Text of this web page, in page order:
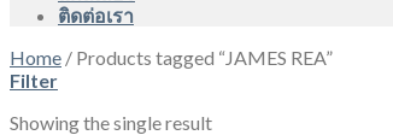
ติดต่อเรา
Home / Products tagged “JAMES REA”
Filter
Showing the single result